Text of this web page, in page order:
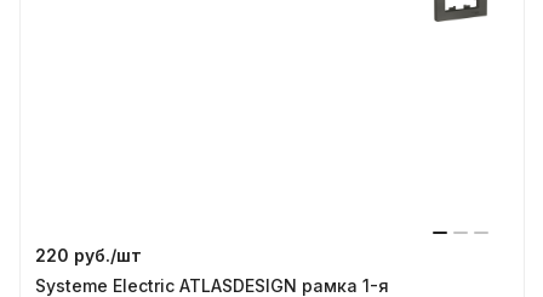
220 руб./шт
Systeme Electric ATLASDESIGN рамка 1-я